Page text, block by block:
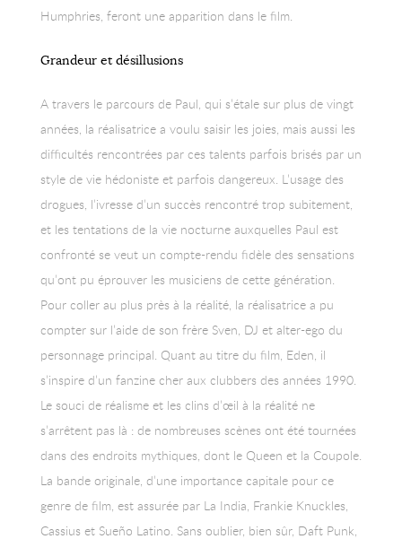
Humphries, feront une apparition dans le film.
Grandeur et désillusions
A travers le parcours de Paul, qui s’étale sur plus de vingt
années, la réalisatrice a voulu saisir les joies, mais aussi les
difficultés rencontrées par ces talents parfois brisés par un
style de vie hédoniste et parfois dangereux. L’usage des
drogues, l’ivresse d’un succès rencontré trop subitement,
et les tentations de la vie nocturne auxquelles Paul est
confronté se veut un compte-rendu fidèle des sensations
qu’ont pu éprouver les musiciens de cette génération.
Pour coller au plus près à la réalité, la réalisatrice a pu
compter sur l’aide de son frère Sven, DJ et alter-ego du
personnage principal. Quant au titre du film, Eden, il
s’inspire d’un fanzine cher aux clubbers des années 1990.
Le souci de réalisme et les clins d’œil à la réalité ne
s’arrêtent pas là : de nombreuses scènes ont été tournées
dans des endroits mythiques, dont le Queen et la Coupole.
La bande originale, d’une importance capitale pour ce
genre de film, est assurée par La India, Frankie Knuckles,
Cassius et Sueño Latino. Sans oublier, bien sûr, Daft Punk,